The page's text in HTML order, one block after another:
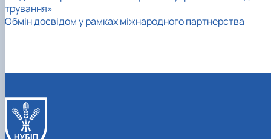
трування»
Обмін досвідом у рамках міжнародного партнерства